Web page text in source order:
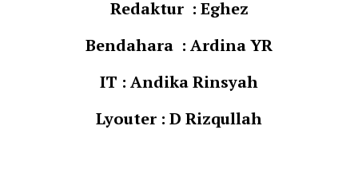
Redaktur : Eghez
Bendahara : Ardina YR
IT : Andika Rinsyah
Lyouter : D Rizqullah